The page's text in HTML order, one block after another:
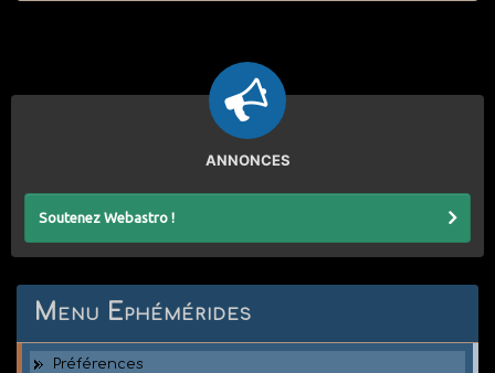
ANNONCES
Soutenez Webastro !
Menu Ephémérides
Préférences